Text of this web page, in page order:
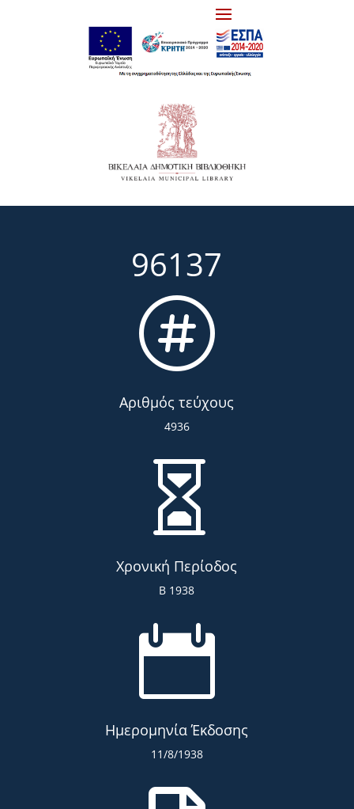
96137

Αριθμός τεύχους
4936

Χρονική Περίοδος
Β 1938

Ημερομηνία Έκδοσης
11/8/1938